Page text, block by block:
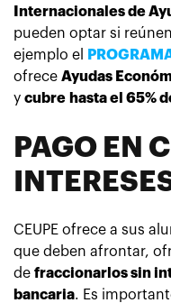
Internacionales de
pueden optar si
ejemplo el
ofrece Ayudas
y cubre hasta el 65%
PAGO EN
CEUPE ofrece a sus
que deben afrontar,
de fraccionarlos sin
bancaria. Es